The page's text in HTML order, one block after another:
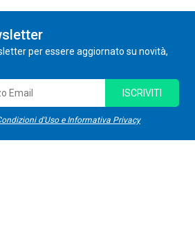
per essere aggiornato su novità,
d'Uso e Informativa Privacy
ISCRIVITI